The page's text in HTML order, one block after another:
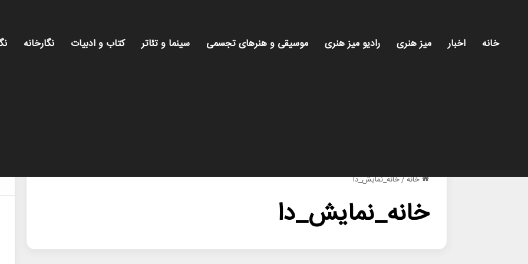
خانه اخبار میز هنری رادیو میز هنری موسیقی و هنرهای تجسمی سینما و تئاتر کتاب و ادبیات نگارخانه
خانه/خانه_نمایش_دا
خانه_نمایش_دا